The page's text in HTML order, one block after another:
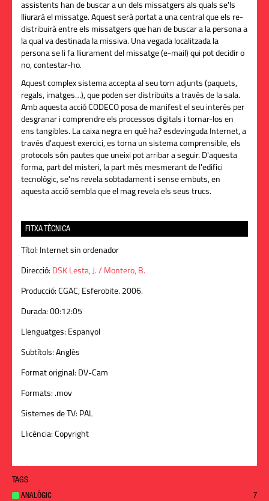
assistents han de buscar a un dels missatgers als quals se'ls
lliurarà el missatge. Aquest serà portat a una central que els re-
distribuirà entre els missatgers que han de buscar a la persona a
la qual va destinada la missiva. Una vegada localitzada la
persona se li fa lliurament del missatge (e-mail) qui pot decidir o
no, contestar-ho.
Aquest complex sistema accepta al seu torn adjunts (paquets,
regals, imatges…), que poden ser distribuïts a través de la sala.
Amb aquesta acció CODECO posa de manifest el seu interès per
desgranar i comprendre els processos digitals i tornar-los en
ens tangibles. La caixa negra en què ha? esdevinguda Internet, a
través d'aquest exercici, es torna un sistema comprensible, els
protocols són pautes que uneixi pot arribar a seguir. D'aquesta
forma, part del misteri, la part més mesmerant de l'edifici
tecnològic, se'ns revela sobtadament i sense embuts, en
aquesta acció sembla que el mag revela els seus trucs.
FITXA TÈCNICA
Títol: Internet sin ordenador
Direcció: DSK Lesta, J. / Montero, B.
Producció: CGAC, Esferobite. 2006.
Durada: 00:12:05
Llenguatges: Espanyol
Subtítols: Anglès
Format original: DV-Cam
Formats: .mov
Sistemes de TV: PAL
Llicència: Copyright
TAGS
ANALÒGIC
7